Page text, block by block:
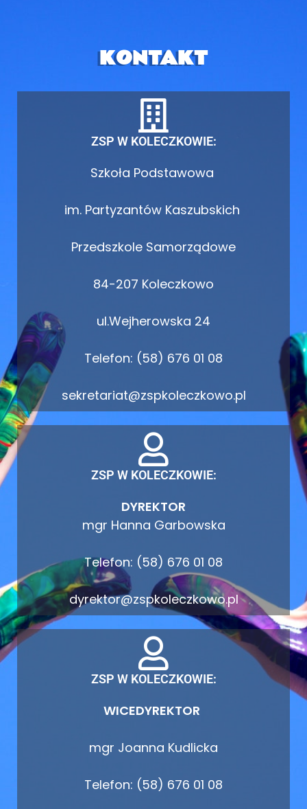
KONTAKT
ZSP W KOLECZKOWIE:
Szkoła Podstawowa
im. Partyzantów Kaszubskich
Przedszkole Samorządowe
84-207 Koleczkowo
ul.Wejherowska 24
Telefon: (58) 676 01 08
sekretariat@zspkoleczkowo.pl
ZSP W KOLECZKOWIE:
DYREKTOR
mgr Hanna Garbowska
Telefon: (58) 676 01 08
dyrektor@zspkoleczkowo.pl
ZSP W KOLECZKOWIE:
WICEDYREKTOR
mgr Joanna Kudlicka
Telefon: (58) 676 01 08